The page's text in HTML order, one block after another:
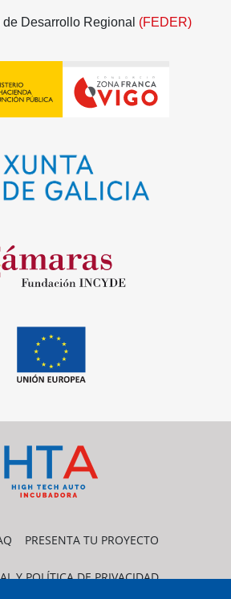
Desarrollo Regional (FEDER)
PRESENTA TU PROYECTO
Y POLÍTICA DE PRIVACIDAD